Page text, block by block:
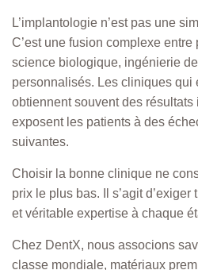
L’implantologie n’est pas une
C’est une fusion complexe
science biologique, ingénierie
personnalisés. Les cliniques qui
obtiennent souvent des
exposent les patients à des
suivantes.
Choisir la bonne clinique ne
prix le plus bas. Il s’agit
et véritable expertise à chaque
Chez DentX, nous associons
classe mondiale, matériaux